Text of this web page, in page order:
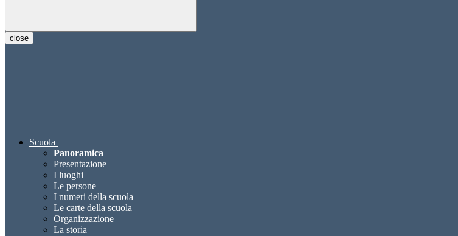
close
Scuola
Panoramica
Presentazione
I luoghi
Le persone
I numeri della scuola
Le carte della scuola
Organizzazione
La storia